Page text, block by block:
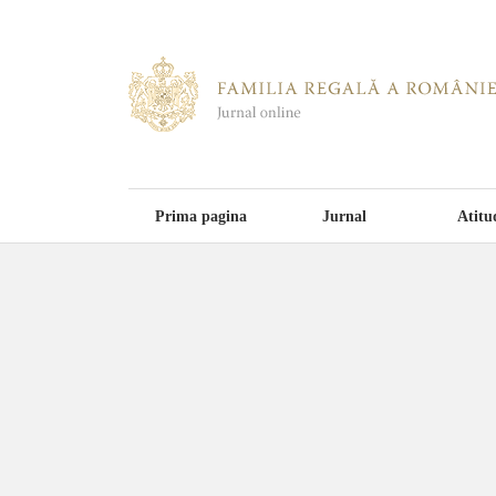
Prima pagina Jurnal